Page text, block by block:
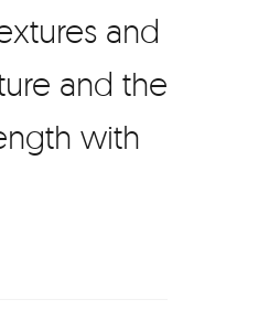
and
and the
with